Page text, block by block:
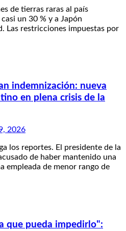
de tierras raras al país
un 30 % y a Japón
Las restricciones impuestas por
indemnización: nueva
en plena crisis de la
2026
los reportes. El presidente de la
de haber mantenido una
empleada de menor rango de
que pueda impedirlo":